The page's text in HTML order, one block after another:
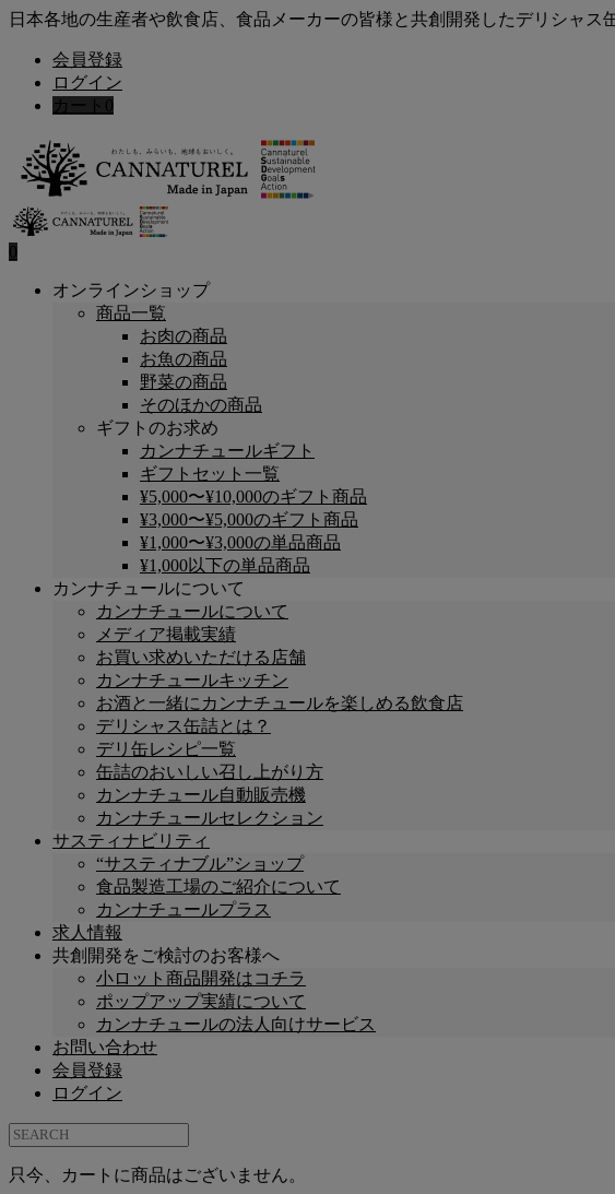
日本各地の生産者や飲食店、食品メーカーの皆様と共創開発したデリシャス
会員登録
ログイン
カート 0
0
オンラインショップ
商品一覧
お肉の商品
お魚の商品
野菜の商品
そのほかの商品
ギフトのお求め
カンナチュールギフト
ギフトセット一覧
¥5,000〜¥10,000のギフト商品
¥3,000〜¥5,000のギフト商品
¥1,000〜¥3,000の単品商品
¥1,000以下の単品商品
カンナチュールについて
カンナチュールについて
メディア掲載実績
お買い求めいただける店舗
カンナチュールキッチン
お酒と一緒にカンナチュールを楽しめる飲食店
デリシャス缶詰とは？
デリ缶レシピ一覧
缶詰のおいしい召し上がり方
カンナチュール自動販売機
カンナチュールセレクション
サスティナビリティ
“サスティナブル”ショップ
食品製造工場のご紹介について
カンナチュールプラス
求人情報
共創開発をご検討のお客様へ
小ロット商品開発はコチラ
ポップアップ実績について
カンナチュールの法人向けサービス
お問い合わせ
会員登録
ログイン
只今、カートに商品はございません。